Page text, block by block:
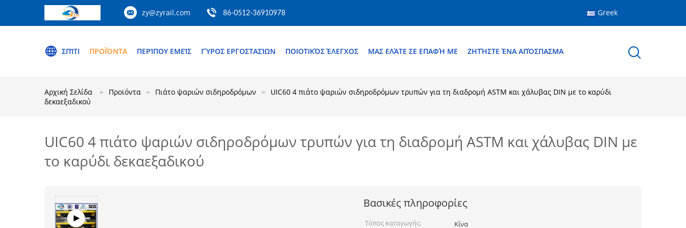
zy@zyrail.com 86-0512-36910978 Greek
ΣΠΊΤΙ ΠΡΟΪΌΝΤΑ ΠΕΡΊΠΟΥ ΕΜΕΊΣ ΓΎΡΟΣ ΕΡΓΟΣΤΑΣΊΩΝ ΠΟΙΟΤΙΚΌΣ ΈΛΕΓΧΟΣ ΜΑΣ ΕΛΆΤΕ ΣΕ ΕΠΑΦΉ ΜΕ ΖΗΤΉΣΤΕ ΈΝΑ ΑΠΌΣΠΑΣΜΑ
Αρχική Σελίδα Προϊόντα Πιάτο ψαριών σιδηροδρόμων
UIC60 4 πιάτο ψαριών σιδηροδρόμων τρυπών για τη διαδρομή ASTM και χάλυβας DIN με το καρύδι
δεκαεξαδικού
UIC60 4 πιάτο ψαριών σιδηροδρόμων τρυπών για τη διαδρομή ASTM και χάλυβας DIN με
το καρύδι δεκαεξαδικού
Βασικές πληροφορίες
Τόπος καταγωγής:
Κίνα